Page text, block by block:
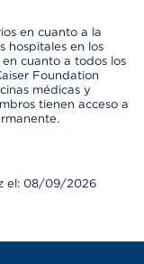
en cuanto a la
hospitales en los
cuanto a todos los
Foundation
médicas y
tienen acceso a
el: 08/09/2026